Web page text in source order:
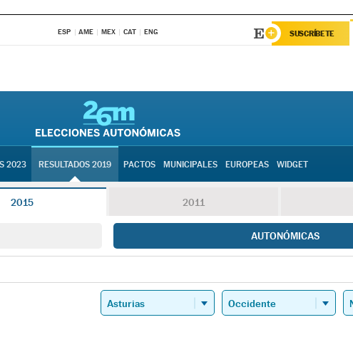
ESP AME MEX CAT ENG SUSCRÍBETE
2023 RESULTADOS 2019 PACTOS MUNICIPALES EUROPEAS WIDGET
2015 2011
AUTONÓMICAS